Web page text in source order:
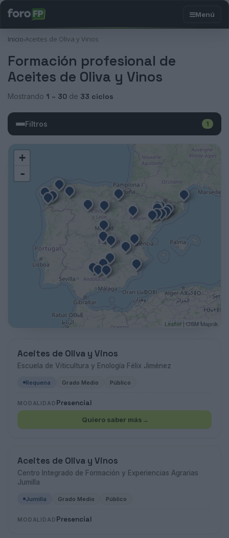
Inicio›Aceites de Oliva y Vinos
Formación profesional de
Aceites de Oliva y Vinos
Mostrando 1 – 30 de 33 ciclos
Filtros 1
Aceites de Oliva y Vinos
Escuela de Viticultura y Enología Félix Jiménez
Requena Grado Medio Público
MODALIDAD Presencial
Quiero saber más →
Aceites de Oliva y Vinos
Centro Integrado de Formación y Experiencias Agrarias
Jumilla
Jumilla Grado Medio Público
MODALIDAD Presencial
+
-
Leaflet | OSM Mapnik